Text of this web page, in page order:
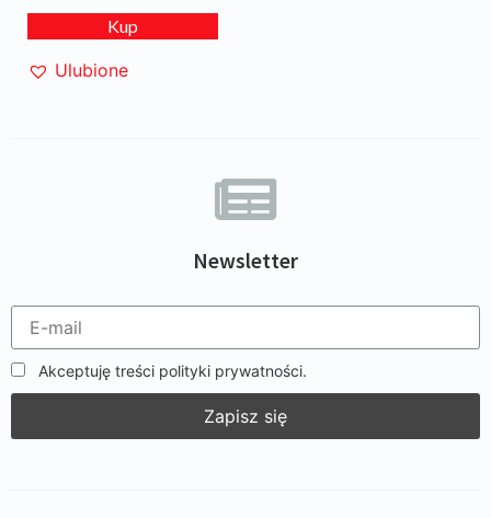
Newsletter
Akceptuję treści polityki prywatności.
Kup
Ulubione